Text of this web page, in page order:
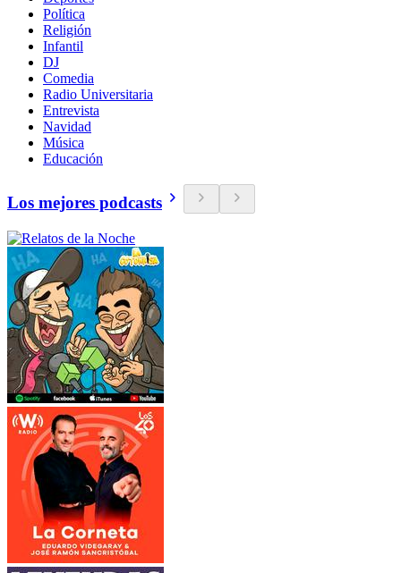
Política
Religión
Infantil
DJ
Comedia
Radio Universitaria
Entrevista
Navidad
Música
Educación
Los mejores podcasts